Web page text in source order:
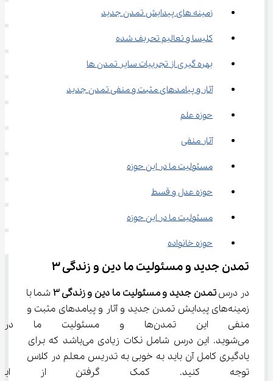
زمینه ‌های پیدایش تمدن جدید
کلیسا و تعالیم تحریف شده
بهره گیری از تجربیات سایر تمدن ها
آثار و پیامدهای مثبت و منفی تمدن جدید
حوزه علم
آثار منفی
مسئولیت ما در این حوزه
حوزه عدل و قسط
مسئولیت ما در این حوزه
حوزه خانواده
تمدن جدید و مسئولیت ما دین و زندگی ۳
در درس تمدن جدید و مسئولیت ما دین و زندگی ۳ شما با
زمینه‌های پیدایش تمدن جدید و آثار و پیامدهای مثبت و
منفی این تمدن‌ها و مسئولیت
می‌شوید. این درس شامل نکات زیادی می‌باشد که برای
یادگیری کامل آن باید به خوبی به تدریس معلم در کلاس
توجه کنید. کمک گرفتن از